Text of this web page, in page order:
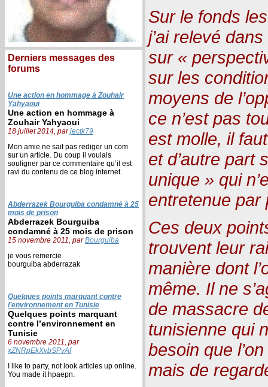
Derniers messages des
forums
Une action en hommage à Zouhair
Yahyaoui
Une action en hommage à
Zouhair Yahyaoui
18 juillet 2014, parjectk79
Mon amie ne sait pas rediger un com
sur un article. Du coup il voulais
souligner par ce commentaire qu’il est
ravi du contenu de ce blog internet.
Abderrazek Bourguiba condamné à 25
mois de prison
Abderrazek Bourguiba
condamné à 25 mois de prison
15 novembre 2011, parBourguiba
je vous remercie
bourguiba abderrazak
Quelques points marquant contre
l’environnement en Tunisie
Quelques points marquant
contre l’environnement en
Tunisie
6 novembre 2011, par
xZNRpEkXvbSPvAf
I like to party, not look articles up online.
You made it hpaepn.
Sur le fonds
j’ai relevé
sur «
sur les
moyens de
ce n’est pas
est molle, il
et d’autre part
unique » qui
entretenue par
Ces deux
trouvent leur
manière dont
même. Il ne
de massacre
tunisienne qui
besoin que
mais de